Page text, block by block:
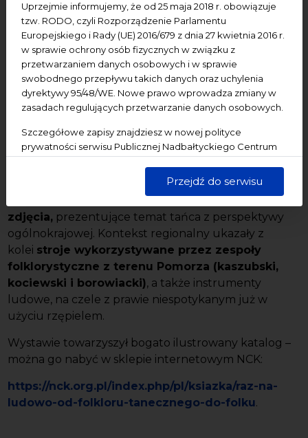
Uprzejmie informujemy, że od 25 maja 2018 r. obowiązuje
tzw. RODO, czyli Rozporządzenie Parlamentu
Europejskiego i Rady (UE) 2016/679 z dnia 27 kwietnia 2016 r.
w sprawie ochrony osób fizycznych w związku z
przetwarzaniem danych osobowych i w sprawie
swobodnego przepływu takich danych oraz uchylenia
dyrektywy 95/48/WE. Nowe prawo wprowadza zmiany w
zasadach regulujących przetwarzanie danych osobowych.
Szczegółowe zapisy znajdziesz w nowej polityce
prywatności serwisu Publicznej Nadbałtyckiego Centrum
dane są przetwarzane w sposób bezpieczny, z należytą
starannością i zgodnie z obowiązującymi przepisami.
Przejdź do serwisu
Przedsięwzięcie zakładało uświadomienie odbiorcom
procesów, które doprowadziły do powstania
dzisiejszej formy zjawiska nazywanego tańcem
ludowym. Szczególny nacisk położono na ukazanie
kontekstów jego transformacji, a także – zgodnie z
misją NCK – wyraźne zaznaczenie kontekstu
regionalnego: stąd obecność na wystawie przejawów
Osią projektu była interdyscyplinarna wystawa.
zabytkowe makiety
przedstawiające tańce o funkcji obrzędowej,
zdjęcia, prezentujące temat tańca z perspektywy
ogólnokrajowej. Kontekst regionalny ukazały z
kolei stroje wykorzystywane przez zespoły
folklorystyczne z terenu Pomorza (kaszubski,
kociewski i borowiacki), a także instrumenty
ludowe, na czele z prawie niespotykanym już w
użyciu rzępielem.
Wystawie towarzyszył bogato ilustrowany katalog –
można go nabyć w sklepie internetowym NCK:
https://nck.org.pl/index.php/pl/ksiazka/raz-na-
ludowo-od-folkloru-tanecznego-do-folku.